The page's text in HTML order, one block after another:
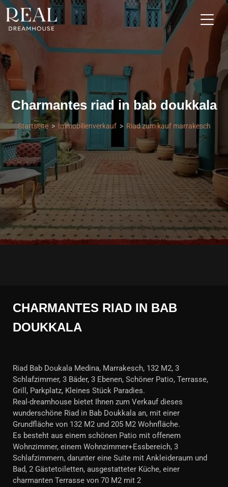
Charmantes riad in bab doukkala
Startseite Immobilienverkauf Riad zum kauf marrakesch
CHARMANTES RIAD IN BAB
DOUKKALA
Riad Bab Doukala Medina, Marrakesch, 132 M2, 3
Schlafzimmer, 3 Bäder, 3 Ebenen, Schöner Patio, Terrasse,
Grill, Parkplatz, Kleines Stück Paradies.
Real-dreamhouse bietet Ihnen zum Verkauf dieses
wunderschöne Riad in Bab Doukkala an, mit einer
Grundfläche von 132 M2 und 205 M2 Wohnfläche.
Es besteht aus einem schönen Patio mit offenem
Wohnzimmer, einem Wohnzimmer+Essbereich, 3
Schlafzimmern, darunter eine Suite mit Ankleideraum und
Bad, 2 Gästetoiletten, ausgestatteter Küche, einer
charmanten Terrasse von 70 M2 mit 2